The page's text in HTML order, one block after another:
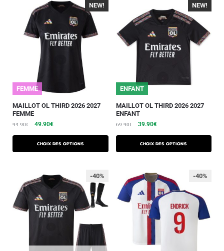
-40%
NEW!
FEMME
MAILLOT OL THIRD 2026 2027
FEMME
94.90€ 49.90€
Choix des options
-40%
NEW!
ENFANT
MAILLOT OL THIRD 2026 2027
ENFANT
69.90€ 39.90€
Choix des options
-40% -40%